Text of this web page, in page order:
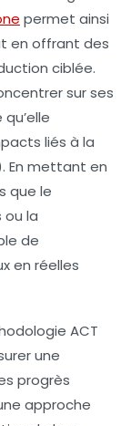
permet ainsi
en offrant des
ciblée.
sur ses
liés à la
En mettant en
que le
la
de
en réelles
ACT
une
progrès
approche